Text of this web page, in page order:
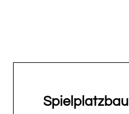
Spielplatzbau